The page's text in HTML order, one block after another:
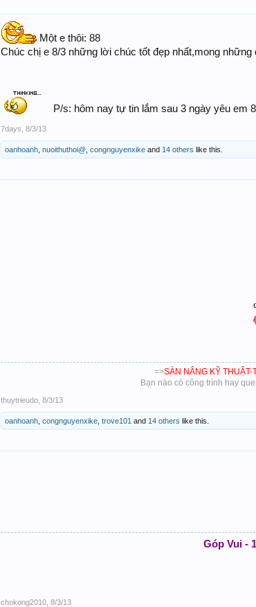
Một e thôi: 88
Chúc chị e 8/3 những lời chúc tốt đẹp nhất,mong
P/s: hôm nay tự tin lắm sau 3 ngày yêu em
7days 8/3/13
oanhoanh nuoithuthoi@ congnguyenxike and 14 others like this.
=>SÀN NÂNG KỸ THUẬT-
Bạn nào có công trình hay
thuytrieudo 8/3/13
oanhoanh congnguyenxike trove101 and 14 others like this.
Góp Vui -
chokong2010 8/3/13